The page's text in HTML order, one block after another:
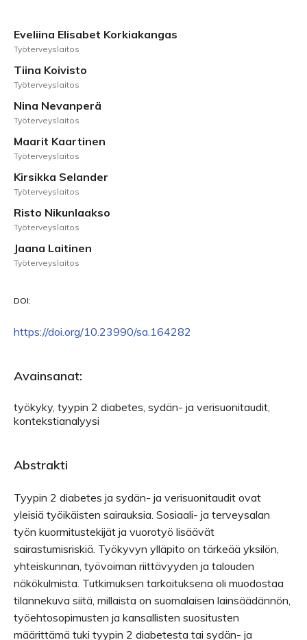
Eveliina Elisabet Korkiakangas
Työterveyslaitos
Tiina Koivisto
Työterveyslaitos
Nina Nevanperä
Työterveyslaitos
Maarit Kaartinen
Työterveyslaitos
Kirsikka Selander
Työterveyslaitos
Risto Nikunlaakso
Työterveyslaitos
Jaana Laitinen
Työterveyslaitos
DOI:
https://doi.org/10.23990/sa.164282
Avainsanat:
työkyky, tyypin 2 diabetes, sydän- ja verisuonitaudit,
kontekstianalyysi
Abstrakti
Tyypin 2 diabetes ja sydän- ja verisuonitaudit ovat
yleisiä työikäisten sairauksia. Sosiaali- ja terveysalan
työn kuormitustekijät ja vuorotyö lisäävät
sairastumisriskiä. Työkyvyn ylläpito on tärkeää yksilön,
yhteiskunnan, työvoiman riittävyyden ja talouden
näkökulmista. Tutkimuksen tarkoituksena oli muodostaa
tilannekuva siitä, millaista on suomalaisen lainsäädännön,
työehtosopimusten ja kansallisten suositusten
määrittämä tuki tyypin 2 diabetesta tai sydän- ja